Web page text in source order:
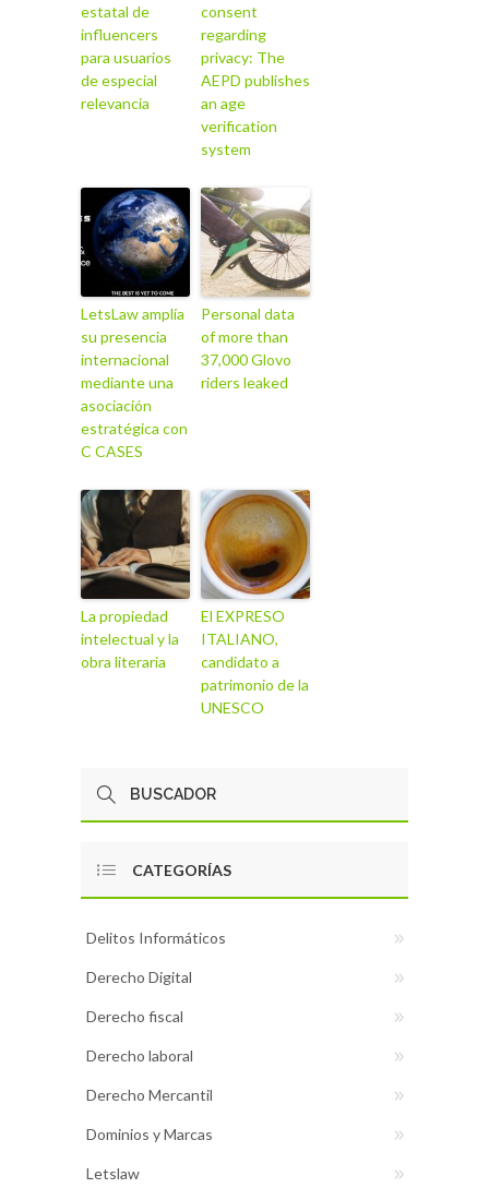
estatal de
influencers
para usuarios
de especial
relevancia
consent
regarding
privacy: The
AEPD publishes
an age
verification
system
LetsLaw amplía
su presencia
internacional
mediante una
asociación
estratégica con
C CASES
Personal data
of more than
37,000 Glovo
riders leaked
La propiedad
intelectual y la
obra literaria
El EXPRESO
ITALIANO,
candidato a
patrimonio de la
UNESCO
CATEGORÍAS
Delitos Informáticos
Derecho Digital
Derecho fiscal
Derecho laboral
Derecho Mercantil
Dominios y Marcas
Letslaw